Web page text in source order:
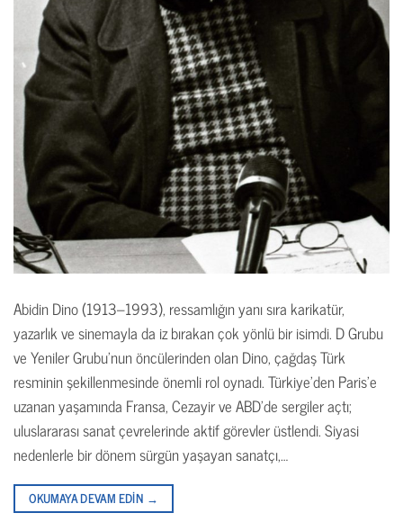
Abidin Dino (1913–1993), ressamlığın yanı sıra karikatür,
yazarlık ve sinemayla da iz bırakan çok yönlü bir isimdi. D Grubu
ve Yeniler Grubu’nun öncülerinden olan Dino, çağdaş Türk
resminin şekillenmesinde önemli rol oynadı. Türkiye’den Paris’e
uzanan yaşamında Fransa, Cezayir ve ABD’de sergiler açtı;
uluslararası sanat çevrelerinde aktif görevler üstlendi. Siyasi
nedenlerle bir dönem sürgün yaşayan sanatçı,…
OKUMAYA DEVAM EDIN →